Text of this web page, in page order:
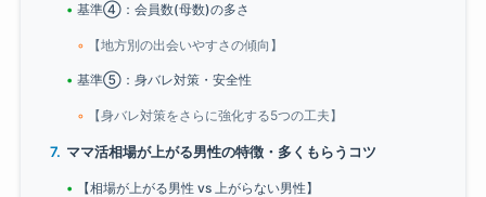
基準④：会員数(母数)の多さ
【地方別の出会いやすさの傾向】
基準⑤：身バレ対策・安全性
【身バレ対策をさらに強化する5つの工夫】
ママ活相場が上がる男性の特徴・多くもらうコツ
【相場が上がる男性 vs 上がらない男性】